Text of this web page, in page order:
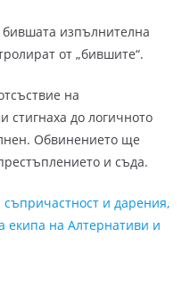
бившата изпълнителна
от „бившите“.
на
стигнаха до логичното
Обвинението ще
и съда.
и дарения,
екипа на Алтернативи и